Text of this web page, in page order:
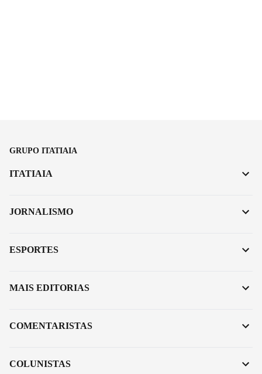
GRUPO ITATIAIA
ITATIAIA
JORNALISMO
ESPORTES
MAIS EDITORIAS
COMENTARISTAS
COLUNISTAS